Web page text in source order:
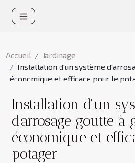
Accueil
Jardinage
Installation d'un système
économique et efficace pour le
Installation d'un
d'arrosage goutte à
économique et
potager